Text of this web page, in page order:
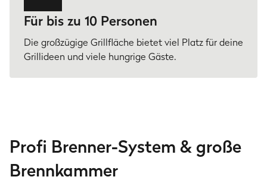
Für bis zu 10 Personen
Die großzügige Grillfläche bietet viel Platz für deine
Grillideen und viele hungrige Gäste.
Profi Brenner-System & große
Brennkammer